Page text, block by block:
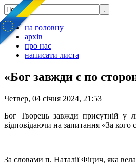
на головну
архів
про нас
написати листа
«Бог завжди є по
Четвер, 04 січня 2024, 21:53
Бог Творець завжди присутній у
відповідаючи на запитання «За кого
За словами п. Наталії Фіцич, яка